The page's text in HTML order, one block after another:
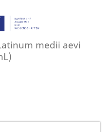
medii aevi